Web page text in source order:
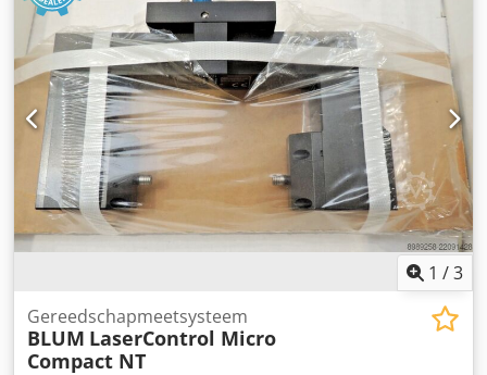
1 /3
Gereedschapmeetsysteem
BLUM LaserControl Micro
Compact NT